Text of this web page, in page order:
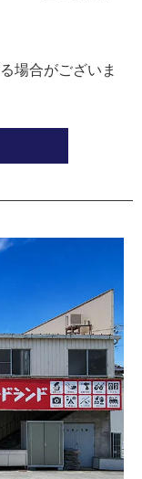
場合がございま